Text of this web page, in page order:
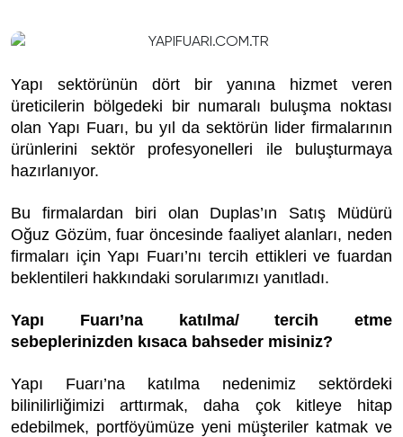
Yapı sektörünün dört bir yanına hizmet veren
üreticilerin bölgedeki bir numaralı buluşma noktası
olan Yapı Fuarı, bu yıl da sektörün lider firmalarının
ürünlerini sektör profesyonelleri ile buluşturmaya
hazırlanıyor.
Bu firmalardan biri olan Duplas’ın Satış Müdürü
Oğuz Gözüm, fuar öncesinde faaliyet alanları, neden
firmaları için Yapı Fuarı’nı tercih ettikleri ve fuardan
beklentileri hakkındaki sorularımızı yanıtladı.
Yapı Fuarı’na katılma/ tercih etme
sebeplerinizden kısaca bahseder misiniz?
Yapı Fuarı’na katılma nedenimiz sektördeki
bilinilirliğimizi arttırmak, daha çok kitleye hitap
edebilmek, portföyümüze yeni müşteriler katmak ve